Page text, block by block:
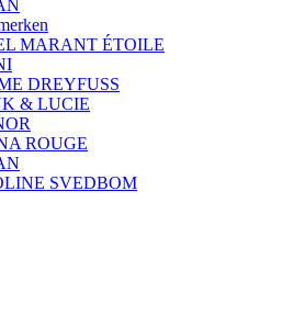
MARANT ÉTOILE
DREYFUSS
& LUCIE
ROUGE
SVEDBOM